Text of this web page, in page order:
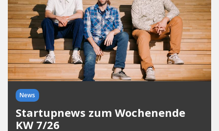
News
Startupnews zum Wochenende
KW 7/26